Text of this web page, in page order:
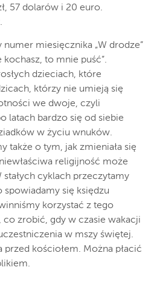
57 dolarów i 20 euro.
miesięcznika „W drodze”
kochasz, to mnie puść”.
dzieciach, które
którzy nie umieją się
we dwoje, czyli
latach bardzo się od siebie
w życiu wnuków.
także o tym, jak zmieniała się
religijność może
cyklach przeczytamy
się księdzu
korzystać z tego
co zrobić, gdy w czasie wakacji
w mszy świętej.
kościołem. Można płacić